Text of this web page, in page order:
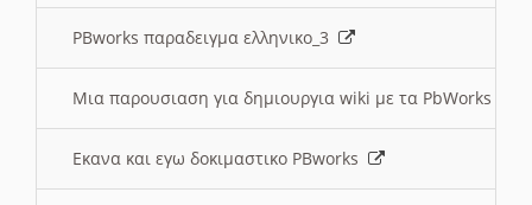
PBworks παραδειγμα ελληνικο_3
Μια παρουσιαση για δημιουργια wiki με τα PbWorks
Εκανα και εγω δοκιμαστικο PBworks